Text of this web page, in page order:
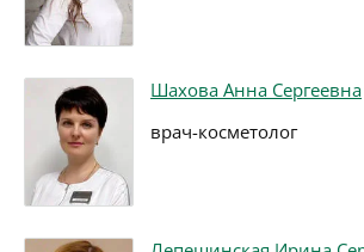
Шахова Анна Сергеевна
врач-косметолог